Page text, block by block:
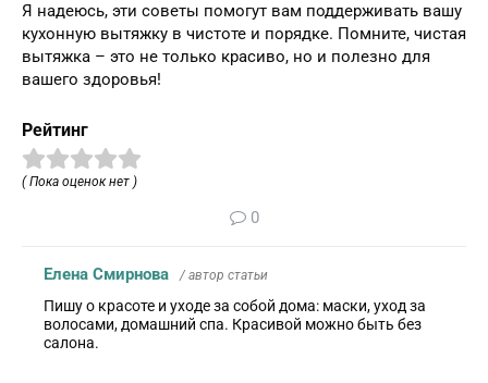
Я надеюсь, эти советы помогут вам поддерживать вашу
кухонную вытяжку в чистоте и порядке. Помните, чистая
вытяжка – это не только красиво, но и полезно для
вашего здоровья!
Рейтинг
( Пока оценок нет )
0
Елена Смирнова / автор статьи
Пишу о красоте и уходе за собой дома: маски, уход за
волосами, домашний спа. Красивой можно быть без
салона.